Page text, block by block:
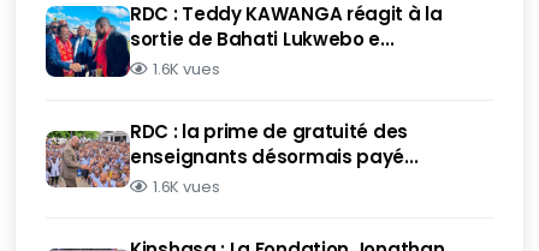
RDC : Teddy KAWANGA réagit à la
sortie de Bahati Lukwebo e...
1.6K vues
RDC : la prime de gratuité des
enseignants désormais payé...
1.6K vues